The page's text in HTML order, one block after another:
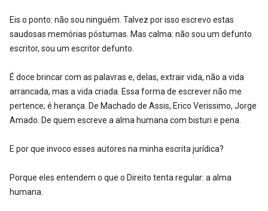
Eis o ponto: não sou ninguém. Talvez por isso escrevo estas
saudosas memórias póstumas. Mas calma: não sou um defunto
escritor, sou um escritor defunto.
É doce brincar com as palavras e, delas, extrair vida, não a vida
arrancada, mas a vida criada. Essa forma de escrever não me
pertence; é herança. De Machado de Assis, Erico Verissimo, Jorge
Amado. De quem escreve a alma humana com bisturi e pena.
E por que invoco esses autores na minha escrita jurídica?
Porque eles entendem o que o Direito tenta regular: a alma
humana.